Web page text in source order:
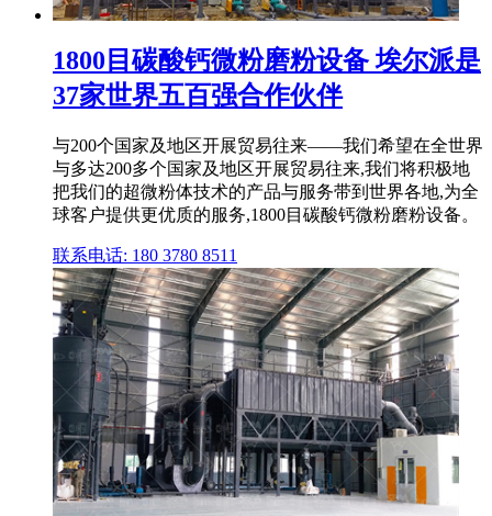
1800目碳酸钙微粉磨粉设备 埃尔派是
37家世界五百强合作伙伴
与200个国家及地区开展贸易往来——我们希望在全世界
与多达200多个国家及地区开展贸易往来,我们将积极地
把我们的超微粉体技术的产品与服务带到世界各地,为全
球客户提供更优质的服务,1800目碳酸钙微粉磨粉设备。
联系电话: 180 3780 8511